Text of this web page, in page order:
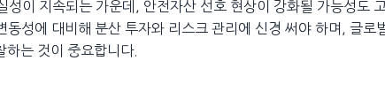
이 지속되는 가운데, 안전자산 선호 현상이 강화될 가능성도
성에 대비해 분산 투자와 리스크 관리에 신경 써야 하며, 글로
하는 것이 중요합니다.